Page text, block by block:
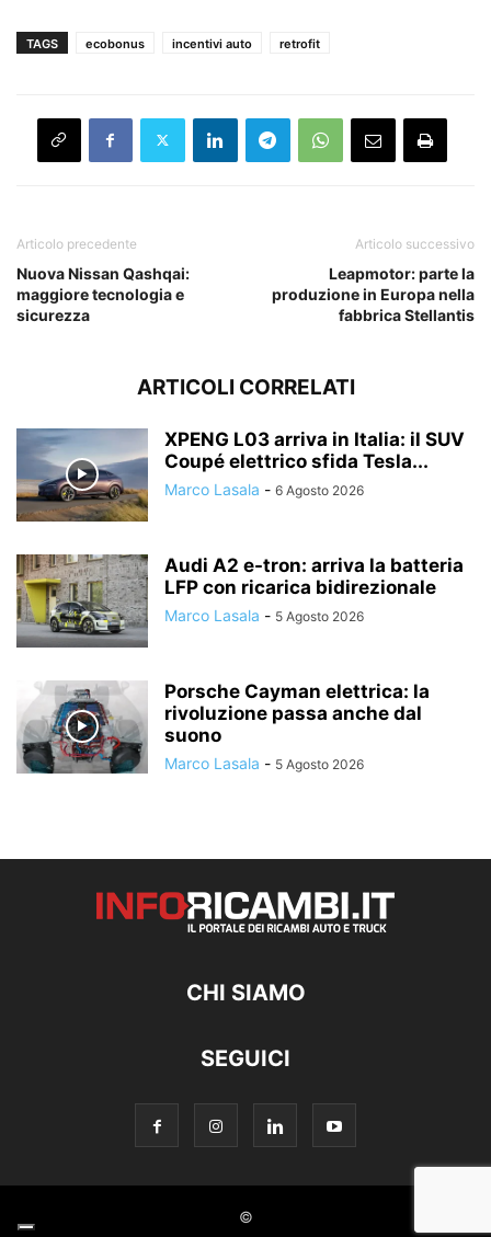
TAGS ecobonus incentivi auto retrofit
Articolo precedente
Nuova Nissan Qashqai:
maggiore tecnologia e
sicurezza
Articolo successivo
Leapmotor: parte la
produzione in Europa nella
fabbrica Stellantis
ARTICOLI CORRELATI
XPENG L03 arriva in Italia: il SUV
Coupé elettrico sfida Tesla...
Marco Lasala - 6 Agosto 2026
Audi A2 e-tron: arriva la batteria
LFP con ricarica bidirezionale
Marco Lasala - 5 Agosto 2026
Porsche Cayman elettrica: la
rivoluzione passa anche dal
suono
Marco Lasala - 5 Agosto 2026
CHI SIAMO
SEGUICI
©